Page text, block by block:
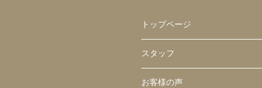
トップページ
スタッフ
お客様の声